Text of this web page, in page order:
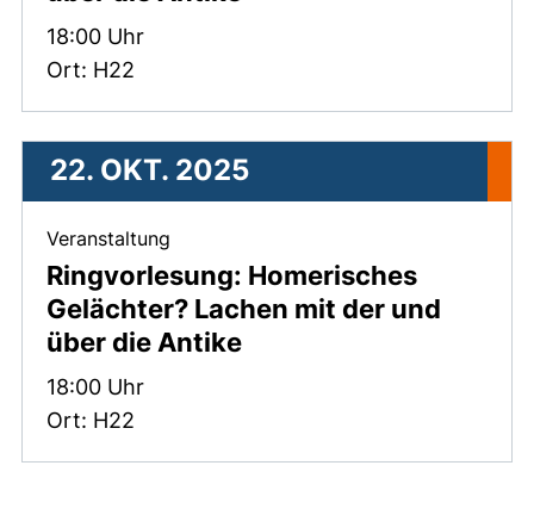
Zeit:
18:00 Uhr
Ort: H22
Ringvorlesung: Homerisches
Gelächter? Lachen mit der und
über die Antike
Veranstaltung
Zeit:
18:00 Uhr
Ort: H22
22. OKT. 2025